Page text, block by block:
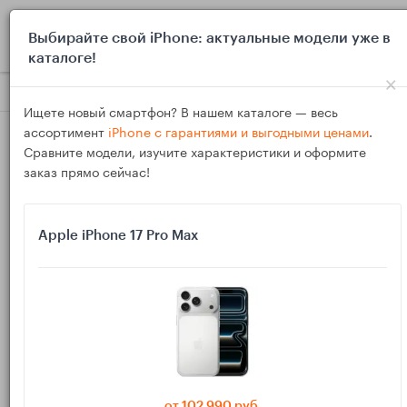
Блог Инструкции Apple Watch не снимает ЭКГ или
03
Apple Watch не снимает ЭКГ или пишет
«Функция недоступна»: совместимость,
регион, возраст и быстрые проверки
Выбирайте свой iPhone: актуальные модели уже в
каталоге!
×
Ищете новый смартфон? В нашем каталоге — весь
ассортимент iPhone с гарантиями и выгодными ценами.
Сравните модели, изучите характеристики и оформите
заказ прямо сейчас!
Apple iPhone 17 Pro Max